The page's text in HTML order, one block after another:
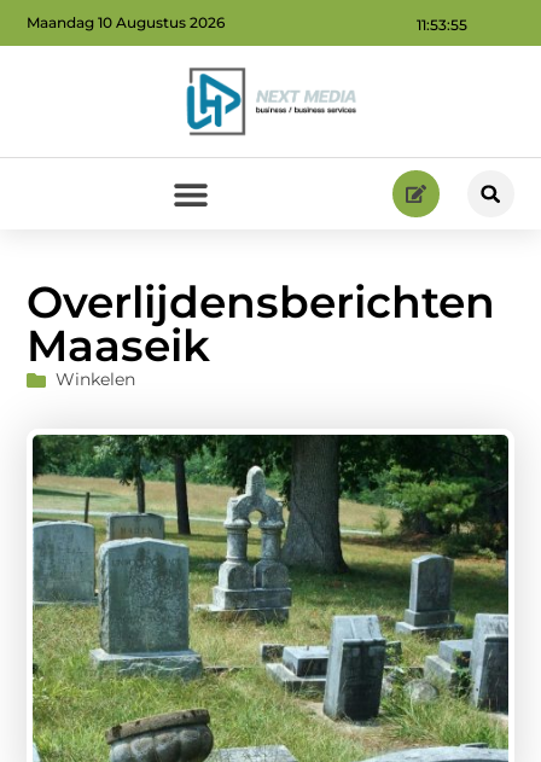
11:53:57
Maandag 10 Augustus 2026
Overlijdensberichten
Maaseik
Winkelen